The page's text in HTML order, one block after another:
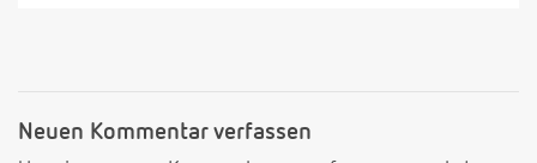
Neuen Kommentar verfassen